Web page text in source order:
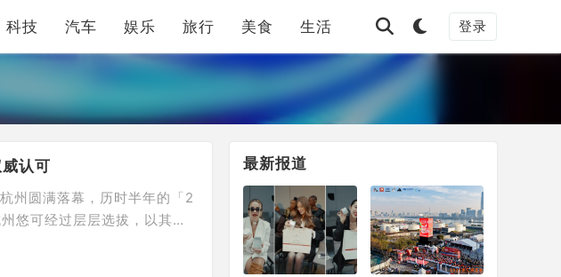
科技 汽车 娱乐 旅行 美食 生活 登录
认可
州圆满落幕，历时半年的「2
悠可经过层层选拔，以其在
同步被收录进淘宝教育与阿
最新报道